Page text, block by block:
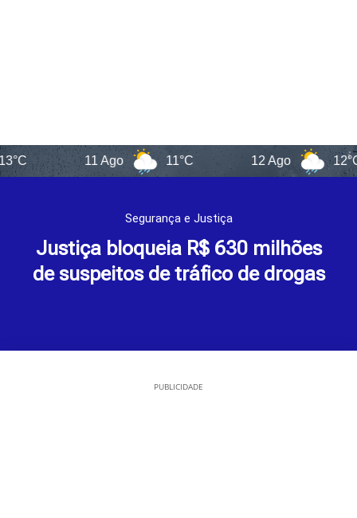
11 Ago 11°C 12 Ago 12°C
Segurança e Justiça
Justiça bloqueia R$ 630 milhões
de suspeitos de tráfico de drogas
PUBLICIDADE